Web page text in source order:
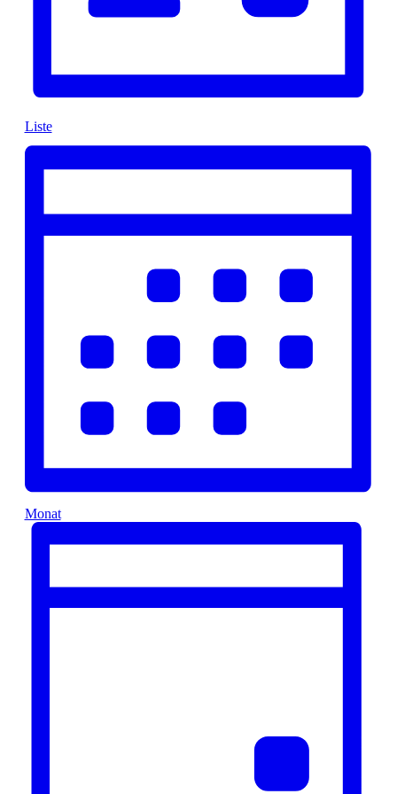
Liste
Monat